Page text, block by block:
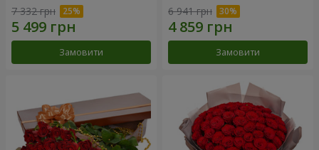
7 332 грн
Замовити
6 941 грн
Замовити